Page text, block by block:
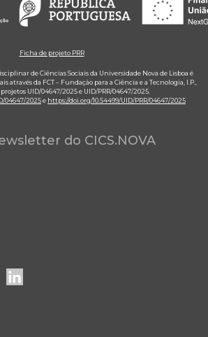
Ficha de projeto PRR
de Ciências Sociais da Universidade Nova de Lisboa é
através da FCT – Fundação para a Ciência e a Tecnologia, I.P.,
UID/04647/2025 e UID/PRR/04647/2025.
04647/2025e https://doi.org/10.54499/UID/PRR/04647/2025
do CICS.NOVA